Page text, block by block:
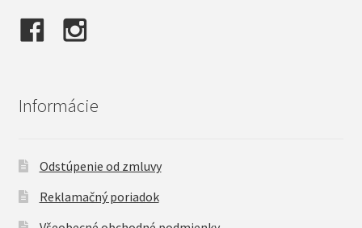
Informácie
Odstúpenie od zmluvy
Reklamačný poriadok